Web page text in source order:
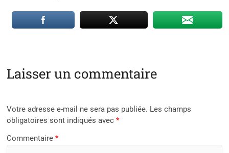
Laisser un commentaire
Votre adresse e-mail ne sera pas publiée. Les champs
obligatoires sont indiqués avec*
Commentaire*